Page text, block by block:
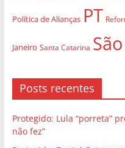
Política de Alianças PT
Janeiro Santa Catarina
Posts recentes
Protegido: Lula “porreta”
não fez”